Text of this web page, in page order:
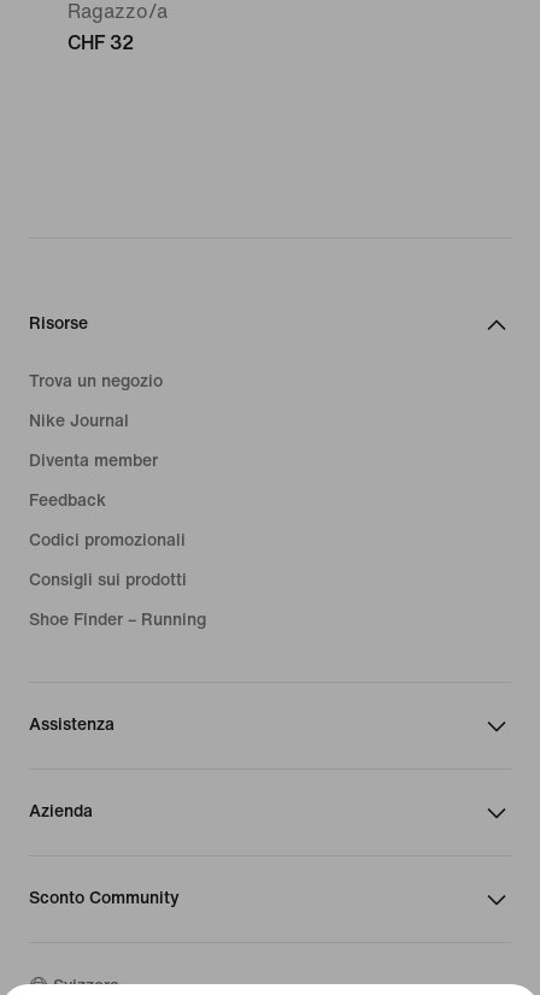
Ragazzo/a
CHF 32
Risorse
Trova un negozio
Nike Journal
Diventa member
Feedback
Codici promozionali
Consigli sui prodotti
Shoe Finder – Running
Assistenza
Azienda
Sconto Community
Svizzera